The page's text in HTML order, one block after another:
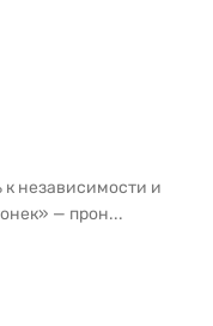
к независимости и
— прон...